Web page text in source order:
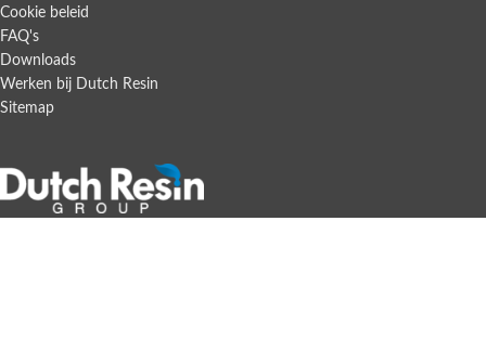
Cookie beleid
FAQ's
Downloads
Werken bij Dutch Resin
Sitemap